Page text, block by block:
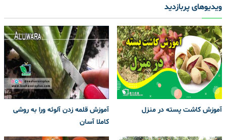
ویدیوهای پربازدید
آموزش کاشت پسته در منزل
آموزش قلمه زدن آلوئه ورا به روشی
کاملا آسان